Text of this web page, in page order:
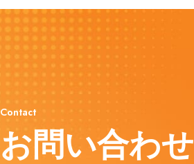
Contact
お問い合わせ